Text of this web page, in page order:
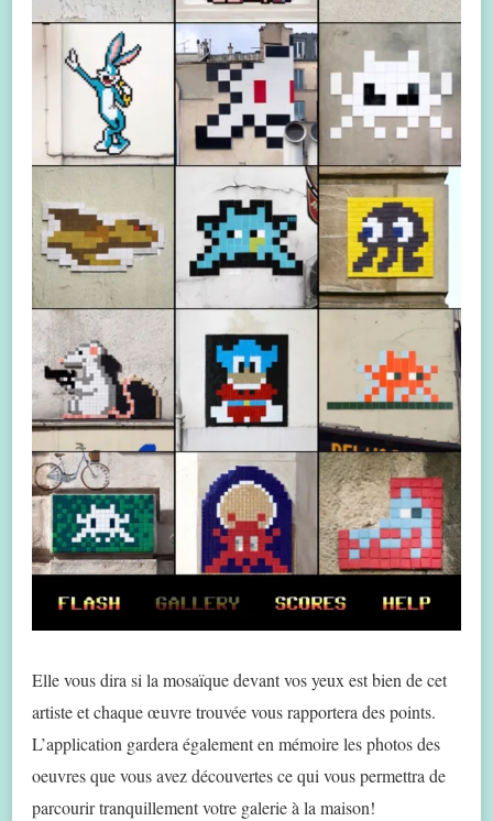
Elle vous dira si la mosaïque devant vos yeux est bien de cet
artiste et chaque œuvre trouvée vous rapportera des points.
L’application gardera également en mémoire les photos des
oeuvres que vous avez découvertes ce qui vous permettra de
parcourir tranquillement votre galerie à la maison!